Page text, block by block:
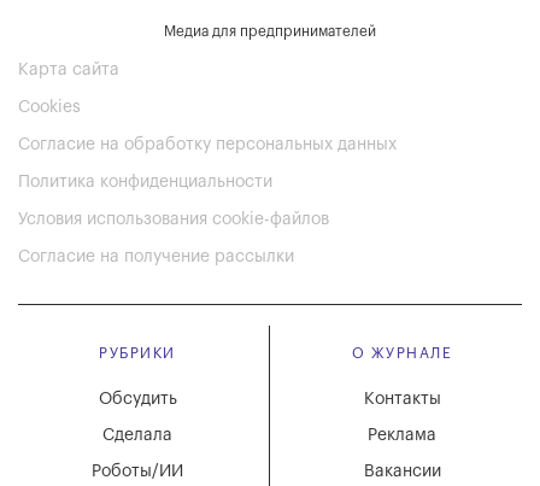
Медиа для предпринимателей
Карта сайта
Cookies
Согласие на обработку персональных данных
Политика конфиденциальности
Условия использования cookie-файлов
Согласие на получение рассылки
РУБРИКИ
Обсудить
Сделала
Роботы/ИИ
О ЖУРНАЛЕ
Вакансии
Реклама
Контакты